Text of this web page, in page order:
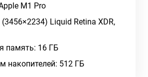
M1 Pro
Liquid Retina XDR,
память: 16 ГБ
накопителей: 512 ГБ